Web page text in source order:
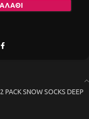
PACK SNOW SOCKS DEEP